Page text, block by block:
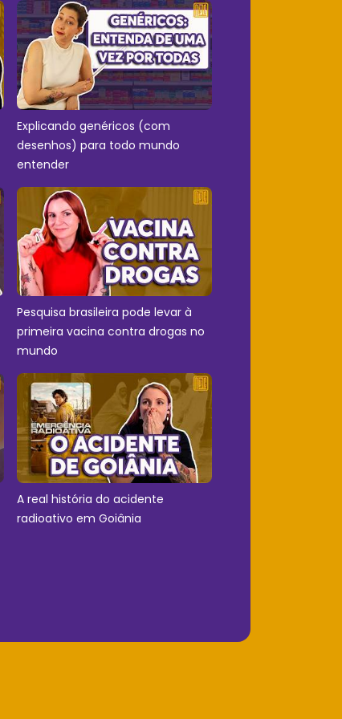
Explicando genéricos (com
desenhos) para todo mundo
entender
Pesquisa brasileira pode levar à
primeira vacina contra drogas no
mundo
A real história do acidente
radioativo em Goiânia